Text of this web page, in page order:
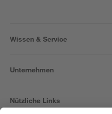
Wissen & Service
Unternehmen
Nützliche Links